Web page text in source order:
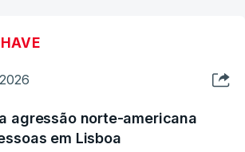
presidente da Venezuela,
federal Daniel Patrick
Nova Iorque.
agressão norte-americana
em Lisboa